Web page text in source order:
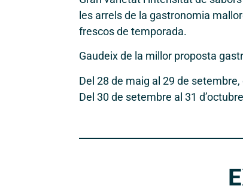
les arrels de la gastronomia
frescos de temporada.
Gaudeix de la millor proposta
Del 28 de maig al 29 de
Del 30 de setembre al 31